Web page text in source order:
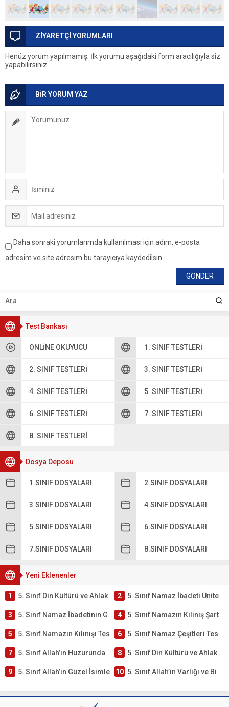
Test Bankası
ONLINE OKUYUCU 1. SINIF TESTLERI
2. SINIF TESTLERI 3. SINIF TESTLERI
4. SINIF TESTLERI 5. SINIF TESTLERI
6. SINIF TESTLERI 7. SINIF TESTLERI
8. SINIF TESTLERI
Dosya Deposu
1.SINIF DOSYALARI 2.SINIF DOSYALARI
3.SINIF DOSYALARI 4.SINIF DOSYALARI
5.SINIF DOSYALARI 6.SINIF DOSYALARI
7.SINIF DOSYALARI 8.SINIF DOSYALARI
Yeni Eklenenler
1 5. Sınıf Din Kültürü ve Ahlak Bilgisi 2. Ünite: Namaz İbadeti Çalışmaları 2 5. Sınıf Namaz İbadeti Ünite Testi – Online Çöz
3 5. Sınıf Namaz İbadetinin Getirdiği Faydalar Testi 4 5. Sınıf Namazın Kılınış Şartları Testi
5 5. Sınıf Namazın Kılınışı Testi – Online Çöz 6 5. Sınıf Namaz Çeşitleri Testi – Online Çöz
7 5. Sınıf Allah’ın Huzurunda Olmak – Namaz İbadeti Testi 8 5. Sınıf Din Kültürü ve Ahlak Bilgisi 1. Ünite: Allah İnancı Çalışmaları
9 5. Sınıf Allah’ın Güzel İsimleri Testi – Online Çöz 10 5. Sınıf Allah’ın Varlığı ve Birliği Testi – Online Çöz
ZİYARETÇİ YORUMLARI
Henüz yorum yapılmamış. İlk yorumu aşağıdaki form aracılığıyla siz
yapabilirsiniz.
BİR YORUM YAZ
Daha sonraki yorumlarımda kullanılması için adım, e-posta
adresim ve site adresim bu tarayıcıya kaydedilsin.